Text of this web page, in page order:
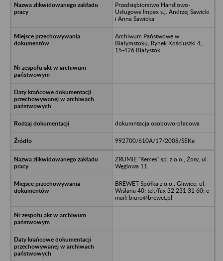
Przedsiębiorstwo Handlowo-
Usługowe Impex s.j. Andrzej Sawicki
i Anna Sawicka
Archiwum Państwowe w
Białymstoku, Rynek Kościuszki 4,
15-426 Białystok
dokumntacja osobowo-płacowa
992700/610A/17/2008/SEKe
ZRUMiE "Remes" sp. z o.o., Żory, ul.
Węglowa 11
BREWET Spółka z o.o., Gliwice, ul.
Wiślana 40; tel./fax 32 231 31 60; e-
mail: biuro@brewet.pl